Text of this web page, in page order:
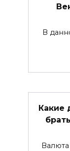
В
Какие